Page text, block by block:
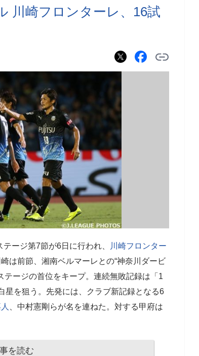
川崎フロンターレ、16試
ージ第7節が6日に行われ、
川崎フロンター
は前節、湘南ベルマーレとの“神奈川ダービ
テージの首位をキープ。連続無敗記録は「1
星を狙う。先発には、クラブ新記録となる6
、中村憲剛らが名を連ねた。対する甲府は
を読む